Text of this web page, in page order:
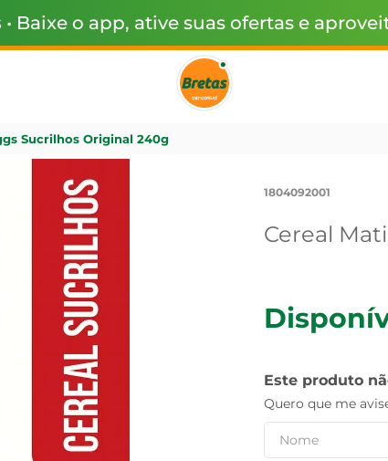
• Baixe o app, ative suas ofertas e
Sucrilhos Original 240g
1804092001
Cereal
Este produto
Quero que me